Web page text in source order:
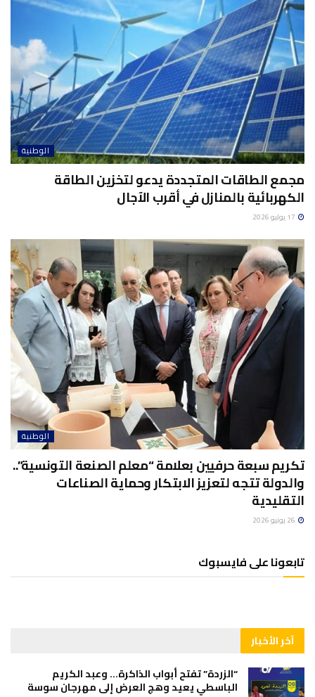
الوطنية
مجمع الطاقات المتجددة يدعو لتخزين الطاقة
الكهربائية بالمنازل في أقرب الآجال
الوطنية
تكريم سبعة حرفيين بعلامة “معلم الصنعة التونسية”..
والدولة تتجه لتعزيز الابتكار وحماية الصناعات
التقليدية
تابعونا على فايسبوك
آخر الأخبار
“الزردة” تفتح أبواب الذاكرة… وعبد الكريم
الباسطي يعيد وهج العرض إلى مهرجان سوسة